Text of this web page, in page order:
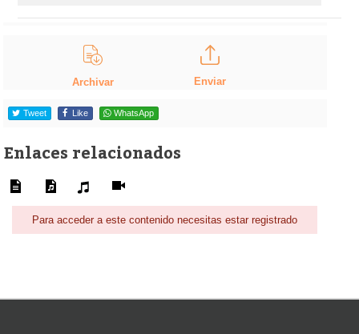
Archivar Enviar
Tweet Like WhatsApp
Enlaces relacionados
Para acceder a este contenido necesitas estar registrado